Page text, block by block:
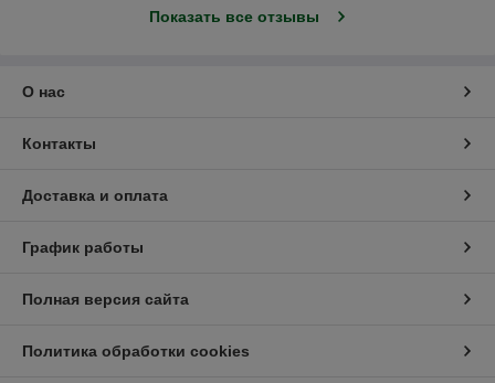
Показать все отзывы
О нас
Контакты
Доставка и оплата
График работы
Полная версия сайта
Политика обработки cookies